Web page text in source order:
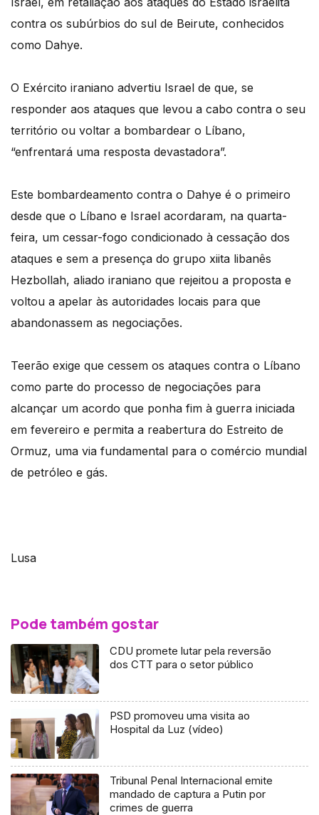
contra os subúrbios do sul de Beirute, conhecidos
como Dahye.
O Exército iraniano advertiu Israel de que, se
responder aos ataques que levou a cabo contra o seu
território ou voltar a bombardear o Líbano,
“enfrentará uma resposta devastadora”.
Este bombardeamento contra o Dahye é o primeiro
desde que o Líbano e Israel acordaram, na quarta-
feira, um cessar-fogo condicionado à cessação dos
ataques e sem a presença do grupo xiita libanês
Hezbollah, aliado iraniano que rejeitou a proposta e
voltou a apelar às autoridades locais para que
abandonassem as negociações.
Teerão exige que cessem os ataques contra o Líbano
como parte do processo de negociações para
alcançar um acordo que ponha fim à guerra iniciada
em fevereiro e permita a reabertura do Estreito de
Ormuz, uma via fundamental para o comércio mundial
de petróleo e gás.
Lusa
Pode também gostar
CDU promete lutar pela reversão
dos CTT para o setor público
PSD promoveu uma visita ao
Hospital da Luz (vídeo)
Tribunal Penal Internacional emite
mandado de captura a Putin por
crimes de guerra